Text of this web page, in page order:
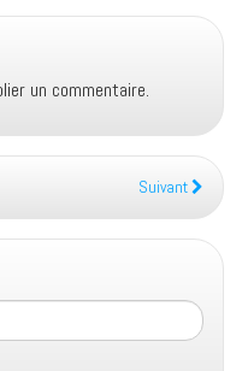
un commentaire.
Suivant